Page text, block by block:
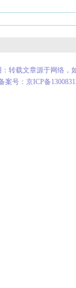
转载文章源于网络，
案号：京ICP备